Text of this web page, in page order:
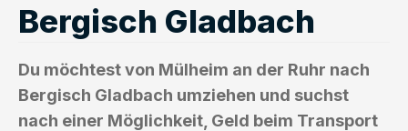
Bergisch Gladbach
Du möchtest von Mülheim an der Ruhr nach
Bergisch Gladbach umziehen und suchst
nach einer Möglichkeit, Geld beim Transport